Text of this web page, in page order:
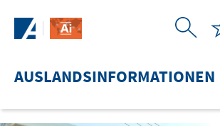
AUSLANDSINFORMATIONEN